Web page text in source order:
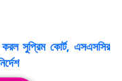
সুপ্রিম কোর্ট, এসএসসির